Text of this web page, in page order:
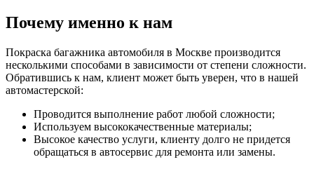
Почему именно к нам
Покраска багажника автомобиля в Москве производится
несколькими способами в зависимости от степени сложности.
Обратившись к нам, клиент может быть уверен, что в нашей
автомастерской:
Проводится выполнение работ любой сложности;
Используем высококачественные материалы;
Высокое качество услуги, клиенту долго не придется
обращаться в автосервис для ремонта или замены.